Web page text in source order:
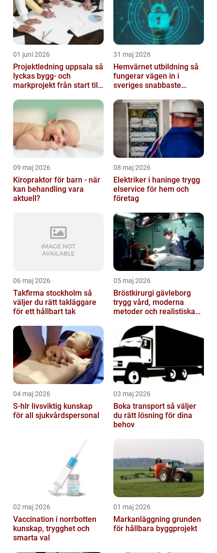
01 juni 2026
Projektledning uppsala så
lyckas bygg- och
markprojekt från start till
31 maj 2026
Hemvärnet utbildning så
fungerar vägen in i
sveriges snabbaste
09 maj 2026
Kiropraktor för barn - när
kan behandling vara
aktuell?
08 maj 2026
Elektriker i haninge trygg
elservice för hem och
företag
06 maj 2026
Takfirma stockholm så
väljer du rätt takläggare
för ett hållbart tak
05 maj 2026
Bröstkirurgi gävleborg
trygg vård, moderna
metoder och realistiska
04 maj 2026
S-hlr livsviktig kunskap
för all sjukvårdspersonal
03 maj 2026
Boka transport så väljer
du rätt lösning för dina
behov
02 maj 2026
Vaccination i norrbotten
kunskap, trygghet och
smarta val
01 maj 2026
Markanläggning grunden
för hållbara byggprojekt